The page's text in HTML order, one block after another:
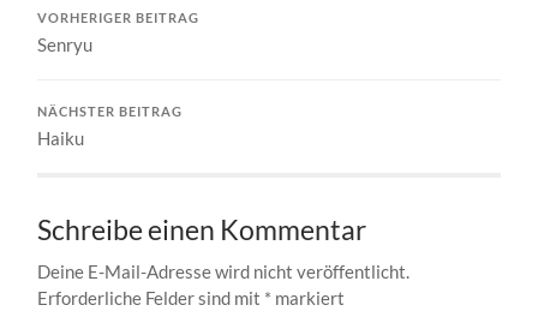
VORHERIGER BEITRAG
Senryu
NÄCHSTER BEITRAG
Haiku
Schreibe einen Kommentar
Deine E-Mail-Adresse wird nicht veröffentlicht.
Erforderliche Felder sind mit * markiert